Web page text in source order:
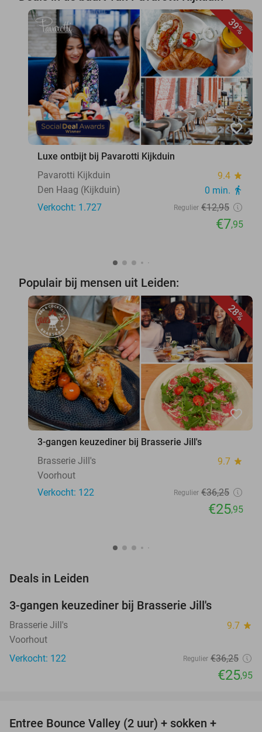
39%
favorite_border
Luxe ontbijt bij Pavarotti Kijkduin
Pavarotti Kijkduin
9.4 star
Den Haag (Kijkduin) 0 min. directions_walk
Verkocht: 1.727 Regulier €12,95
€7,95
Populair bij mensen uit Leiden:
28%
favorite_border
3-gangen keuzediner bij Brasserie Jill's
Brasserie Jill's
9.7 star
Voorhout
Verkocht: 122
Regulier €36,25
€25,95
Deals in Leiden
3-gangen keuzediner bij Brasserie Jill's
Brasserie Jill's 9.7 star
Voorhout
Verkocht: 122
Regulier €36,25
€25,95
Entree Bounce Valley (2 uur) + sokken +